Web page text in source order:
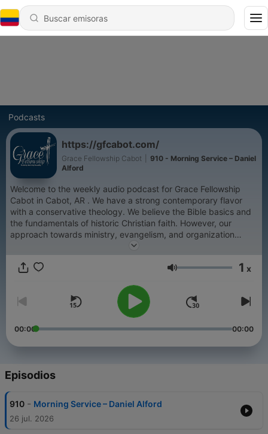
Podcasts
https://gfcabot.com/
Grace Fellowship Cabot
910 - Morning Service – Daniel
Alford
Welcome to the weekly audio podcast for Grace Fellowship
Cabot in Cabot, AR . We have a strong contemporary flavor
with a conservative theology. We believe the Bible basics and
the fundamentals of historic Christian faith. However, our
approach towards ministry, evangelism, and organization
reflect the current culture. Please visit us at gfcabot.com.
Volumen 1 x
00:00 00:00
Episodios
910 - Morning Service – Daniel Alford
26 jul. 2026